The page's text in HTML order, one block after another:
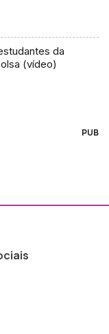
da
(vídeo)
PUB
ao